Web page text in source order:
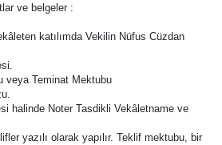
ve belgeler :
katılımda Vekilin Nüfus Cüzdan
veya Teminat Mektubu
halinde Noter Tasdikli Vekâletname ve
yazılı olarak yapılır. Teklif mektubu, bir